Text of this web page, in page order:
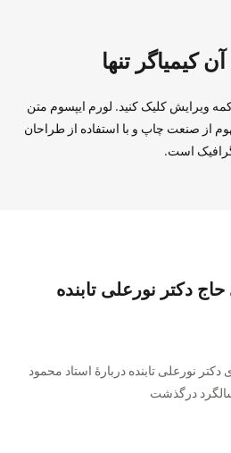
ویرایش کلیک کنید. لورم ایپسوم متن
از صنعت چاپ و با استفاده از طراحان
است.
دکتر نورعلی تابنده
دکتر نورعلی تابنده دربارهٔ استاد محمود
درگذشت